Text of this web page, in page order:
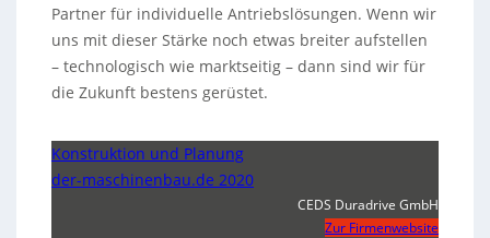
Partner für individuelle Antriebslösungen. Wenn wir
uns mit dieser Stärke noch etwas breiter aufstellen
– technologisch wie marktseitig – dann sind wir für
die Zukunft bestens gerüstet.
Konstruktion und Planung
der-maschinenbau.de 2020
CEDS Duradrive GmbH
Zur Firmenwebsite